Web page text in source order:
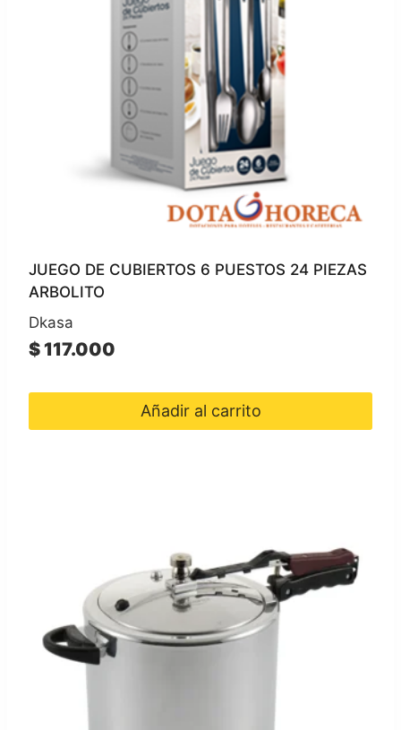
JUEGO DE CUBIERTOS 6 PUESTOS 24 PIEZAS
ARBOLITO
Dkasa
$117.000
Añadir al carrito